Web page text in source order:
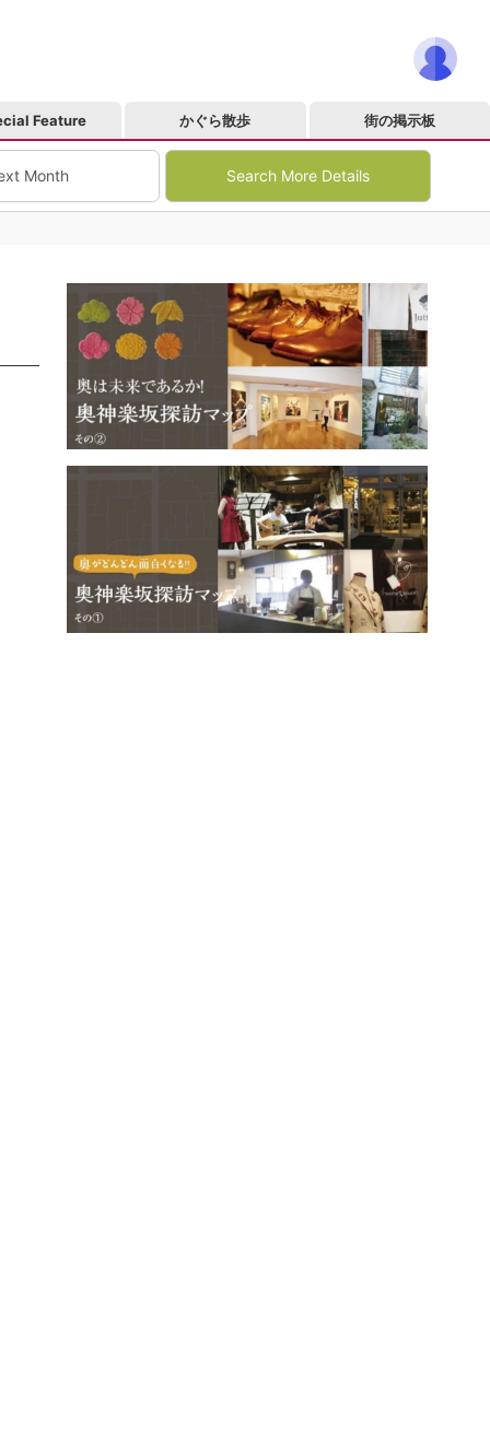
Feature かぐら散歩 街の掲示板
Month Search More Details